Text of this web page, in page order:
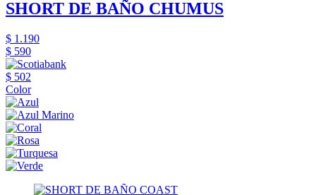
SHORT DE BAÑO CHUMUS
$ 1.190
$ 590
$ 502
Color